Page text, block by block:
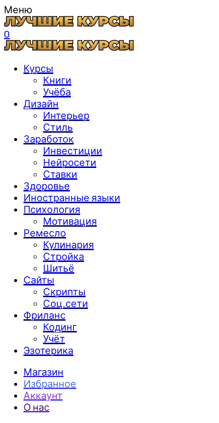
Меню
0
Курсы
Книги
Учёба
Дизайн
Интерьер
Стиль
Заработок
Инвестиции
Нейросети
Ставки
Здоровье
Иностранные языки
Психология
Мотивация
Ремесло
Кулинария
Стройка
Шитьё
Сайты
Скрипты
Соц.сети
Фриланс
Кодинг
Учёт
Эзотерика
Магазин
Избранное
Аккаунт
О нас